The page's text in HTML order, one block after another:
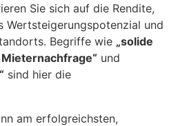
Sie sich auf die Rendite,
Wertsteigerungspotenzial und
Begriffe wie „solide
Mieternachfrage“ und
sind hier die
am erfolgreichsten,